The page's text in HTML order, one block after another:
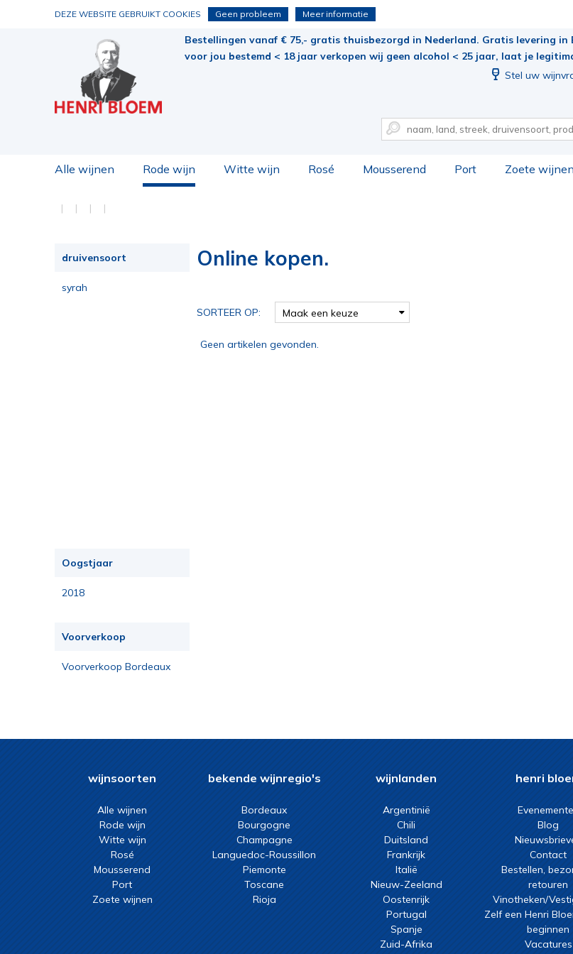
DEZE WEBSITE GEBRUIKT COOKIES Geen probleem Meer informatie
Bestellingen vanaf € 75,- gratis thuisbezorgd in Nederland. Gratis levering
voor jou bestemd < 18 jaar verkopen wij geen alcohol < 25 jaar, laat je
Stel uw
Alle wijnen Rode wijn Witte wijn Rosé Mousserend Port Zoete wijnen
druivensoort
syrah
Oogstjaar
2018
Voorverkoop
Voorverkoop Bordeaux
Online kopen.
SORTEER OP: Maak een keuze
Geen artikelen gevonden.
wijnsoorten
Alle wijnen
Rode wijn
Witte wijn
Rosé
Mousserend
Port
Zoete wijnen
bekende wijnregio's
Bordeaux
Bourgogne
Champagne
Languedoc-Roussillon
Piemonte
Toscane
Rioja
wijnlanden
Argentinië
Chili
Duitsland
Frankrijk
Italië
Nieuw-Zeeland
Oostenrijk
Portugal
Spanje
Zuid-Afrika
henri
Blog
Contact
Bestellen,
retouren
Vinotheken/
Zelf een Henri
beginnen
Vacatures